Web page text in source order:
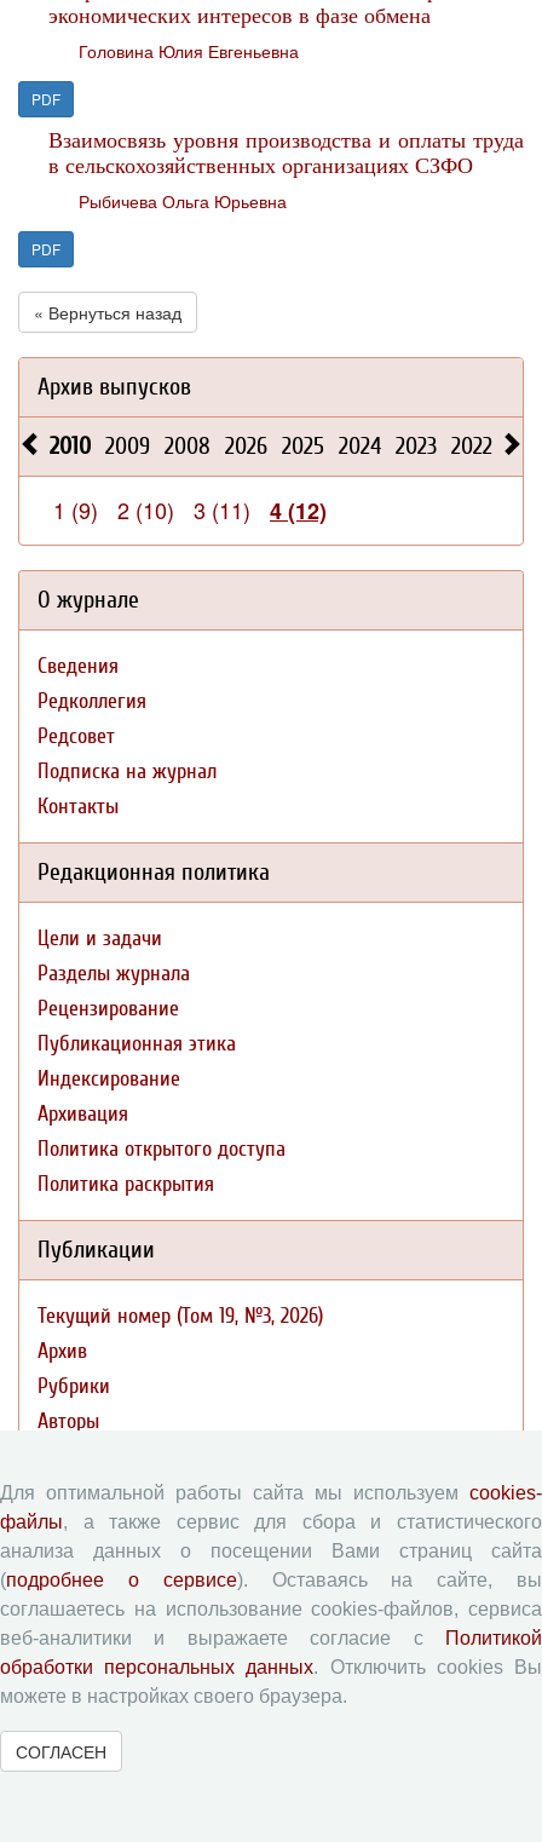
экономических интересов в фазе обмена
Головина Юлия Евгеньевна
PDF
Взаимосвязь уровня производства и оплаты труда
в сельскохозяйственных организациях СЗФО
Рыбичева Ольга Юрьевна
PDF
« Вернуться назад
Архив выпусков
2010 2009 2008 2026 2025 2024 2023 2022
1 (9) 2 (10) 3 (11) 4 (12)
О журнале
Сведения
Редколлегия
Редсовет
Подписка на журнал
Контакты
Редакционная политика
Цели и задачи
Разделы журнала
Рецензирование
Публикационная этика
Индексирование
Архивация
Политика открытого доступа
Политика раскрытия
Публикации
Текущий номер (Том 19, №3, 2026)
Архив
Рубрики
Авторы
Поиск
Подборка статей
Авторам
Правила для авторов
Типовой лицензионный договор
Согласие на обработку персональных данных
Авторские права
Для оптимальной работы сайта мы используем cookies-
файлы, а также сервис для сбора и статистического
анализа данных о посещении Вами страниц сайта
(подробнее о сервисе). Оставаясь на сайте, вы
соглашаетесь на использование cookies-файлов, сервиса
веб-аналитики и выражаете согласие с
Политикой
обработки персональных данных. Отключить cookies Вы
можете в настройках своего браузера.
СОГЛАСЕН